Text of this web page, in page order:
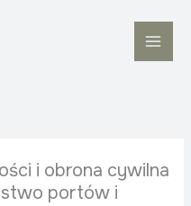
i obrona cywilna
portów i